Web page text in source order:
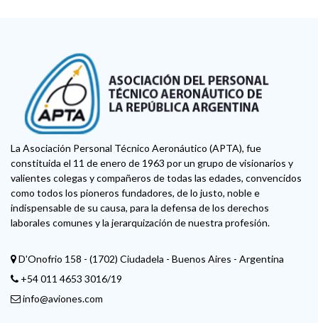
La Asociación Personal Técnico Aeronáutico (APTA), fue
constituida el 11 de enero de 1963 por un grupo de visionarios y
valientes colegas y compañeros de todas las edades, convencidos
como todos los pioneros fundadores, de lo justo, noble e
indispensable de su causa, para la defensa de los derechos
laborales comunes y la jerarquización de nuestra profesión.
D'Onofrio 158 - (1702) Ciudadela - Buenos Aires - Argentina
+54 011 4653 3016/19
info@aviones.com